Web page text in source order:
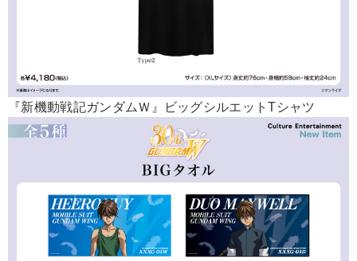
『新機動戦記ガンダムＷ』ビッグシルエットTシャツ